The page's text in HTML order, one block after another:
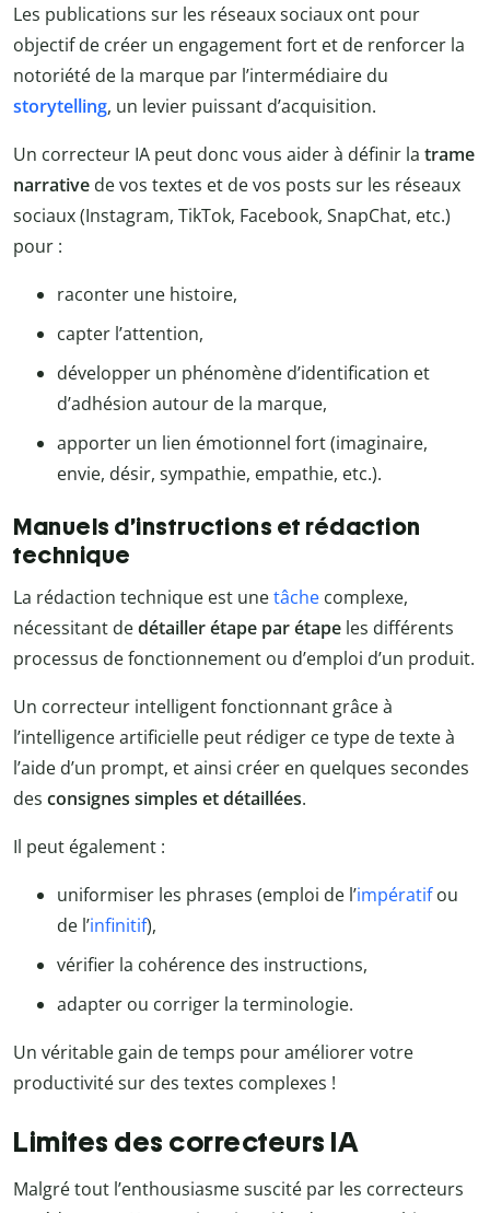
Les publications sur les réseaux sociaux ont pour
objectif de créer un engagement fort et de renforcer la
notoriété de la marque par l’intermédiaire du
storytelling, un levier puissant d’acquisition.
Un correcteur IA peut donc vous aider à définir la trame
narrative de vos textes et de vos posts sur les réseaux
sociaux (Instagram, TikTok, Facebook, SnapChat, etc.)
pour :
raconter une histoire,
capter l’attention,
développer un phénomène d’identification et
d’adhésion autour de la marque,
apporter un lien émotionnel fort (imaginaire,
envie, désir, sympathie, empathie, etc.).
Manuels d’instructions et rédaction
technique
La rédaction technique est unetâche complexe,
nécessitant dedétailler étape par étape les différents
processus de fonctionnement ou d’emploi d’un produit.
Un correcteur intelligent fonctionnant grâce à
l’intelligence artificielle peut rédiger ce type de texte à
l’aide d’un prompt, et ainsi créer en quelques secondes
des consignes simples et détaillées.
Il peut également :
uniformiser les phrases (emploi de l’impératifou
de l’infinitif),
vérifier la cohérence des instructions,
adapter ou corriger la terminologie.
Un véritable gain de temps pour améliorer votre
productivité sur des textes complexes !
Limites des correcteurs IA
Malgré tout l’enthousiasme suscité par les correcteurs